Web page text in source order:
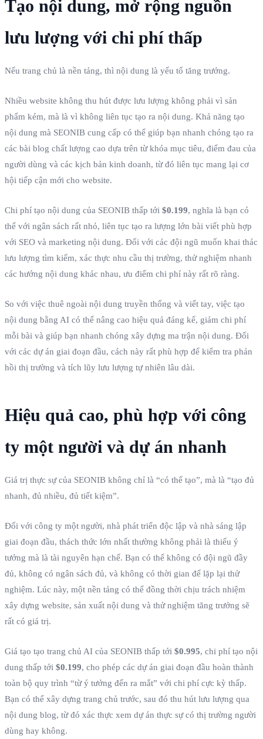
Tạo nội dung, mở rộng nguồn
lưu lượng với chi phí thấp
Nếu trang chủ là nền tảng, thì nội dung là yếu tố tăng trưởng.
Nhiều website không thu hút được lưu lượng không phải vì sản
phẩm kém, mà là vì không liên tục tạo ra nội dung. Khả năng tạo
nội dung mà SEONIB cung cấp có thể giúp bạn nhanh chóng tạo ra
các bài blog chất lượng cao dựa trên từ khóa mục tiêu, điểm đau của
người dùng và các kịch bản kinh doanh, từ đó liên tục mang lại cơ
hội tiếp cận mới cho website.
Chi phí tạo nội dung của SEONIB thấp tới $0.199, nghĩa là bạn có
thể với ngân sách rất nhỏ, liên tục tạo ra lượng lớn bài viết phù hợp
với SEO và marketing nội dung. Đối với các đội ngũ muốn khai thác
lưu lượng tìm kiếm, xác thực nhu cầu thị trường, thử nghiệm nhanh
các hướng nội dung khác nhau, ưu điểm chi phí này rất rõ ràng.
So với việc thuê ngoài nội dung truyền thống và viết tay, việc tạo
nội dung bằng AI có thể nâng cao hiệu quả đáng kể, giảm chi phí
mỗi bài và giúp bạn nhanh chóng xây dựng ma trận nội dung. Đối
với các dự án giai đoạn đầu, cách này rất phù hợp để kiểm tra phản
hồi thị trường và tích lũy lưu lượng tự nhiên lâu dài.
Hiệu quả cao, phù hợp với công
ty một người và dự án nhanh
Giá trị thực sự của SEONIB không chỉ là “có thể tạo”, mà là “tạo đủ
nhanh, đủ nhiều, đủ tiết kiệm”.
Đối với công ty một người, nhà phát triển độc lập và nhà sáng lập
giai đoạn đầu, thách thức lớn nhất thường không phải là thiếu ý
tưởng mà là tài nguyên hạn chế. Bạn có thể không có đội ngũ đầy
đủ, không có ngân sách đủ, và không có thời gian để lặp lại thử
nghiệm. Lúc này, một nền tảng có thể đồng thời chịu trách nhiệm
xây dựng website, sản xuất nội dung và thử nghiệm tăng trưởng sẽ
rất có giá trị.
Giá tạo tạo trang chủ AI của SEONIB thấp tới $0.995, chi phí tạo nội
dung thấp tới $0.199, cho phép các dự án giai đoạn đầu hoàn thành
toàn bộ quy trình “từ ý tưởng đến ra mắt” với chi phí cực kỳ thấp.
Bạn có thể xây dựng trang chủ trước, sau đó thu hút lưu lượng qua
nội dung blog, từ đó xác thực xem dự án thực sự có thị trường người
dùng hay không.